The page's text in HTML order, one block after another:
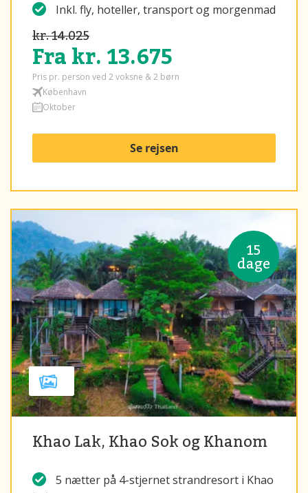
Inkl. fly, hoteller, transport og morgenmad
kr. 14.025
Fra kr. 13.675
Pris pr. person ved 2 voksne & 2 børn
København
Oktober
Se rejsen
15
dage
Khao Lak, Khao Sok og Khanom
5 nætter på 4-stjernet strandresort i Khao